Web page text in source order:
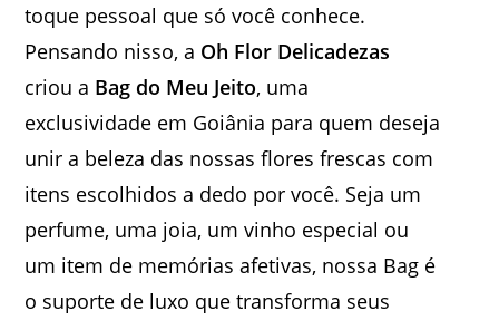
toque pessoal que só você conhece.
Pensando nisso, a Oh Flor Delicadezas
criou a Bag do Meu Jeito, uma
exclusividade em Goiânia para quem deseja
unir a beleza das nossas flores frescas com
itens escolhidos a dedo por você. Seja um
perfume, uma joia, um vinho especial ou
um item de memórias afetivas, nossa Bag é
o suporte de luxo que transforma seus